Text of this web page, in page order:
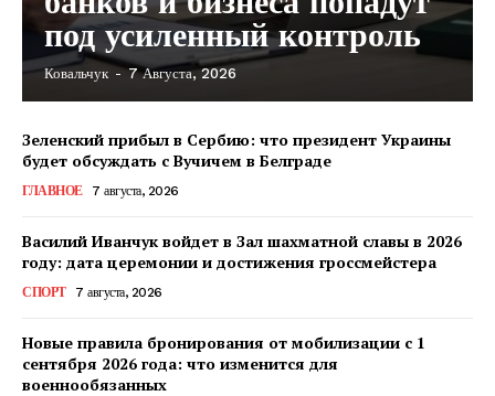
под усиленный контроль
Ковальчук - 7 Августа, 2026
Зеленский прибыл в Сербию: что президент Украины
будет обсуждать с Вучичем в Белграде
ГЛАВНОЕ 7 августа, 2026
Василий Иванчук войдет в Зал шахматной славы в 2026
году: дата церемонии и достижения гроссмейстера
СПОРТ 7 августа, 2026
Новые правила бронирования от мобилизации с 1
сентября 2026 года: что изменится для
военнообязанных